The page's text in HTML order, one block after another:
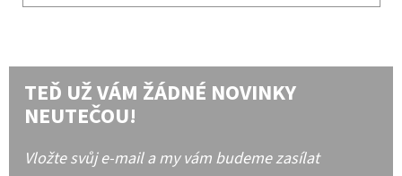
TEĎ UŽ VÁM ŽÁDNÉ NOVINKY
NEUTEČOU!
Vložte svůj e-mail a my vám budeme zasílat